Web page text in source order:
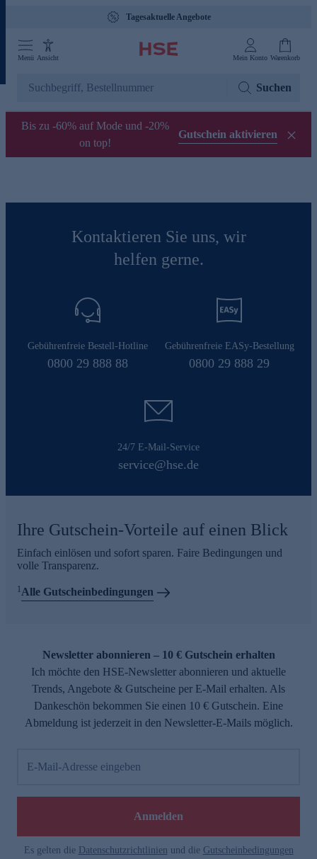
Tagesaktuelle Angebote
Menü Ansicht Mein Konto Warenkorb
Suchen
Bis zu -60% auf Mode und -20%
on top!
Gutschein aktivieren
Kontaktieren Sie uns, wir
helfen gerne.
Gebührenfreie Bestell-Hotline
0800 29 888 88
Gebührenfreie EASy-Bestellung
0800 29 888 29
24/7 E-Mail-Service
service@hse.de
Ihre Gutschein-Vorteile auf einen Blick
Einfach einlösen und sofort sparen. Faire Bedingungen und
volle Transparenz.
1Alle Gutscheinbedingungen
Newsletter abonnieren – 10 € Gutschein erhalten
Ich möchte den HSE-Newsletter abonnieren und aktuelle
Trends, Angebote & Gutscheine per E-Mail erhalten. Als
Dankeschön bekommen Sie einen 10 € Gutschein. Eine
Abmeldung ist jederzeit in den Newsletter-E-Mails möglich.
E-Mail-Adresse eingeben
Anmelden
Es gelten die Datenschutzrichtlinien und die Gutscheinbedingungen